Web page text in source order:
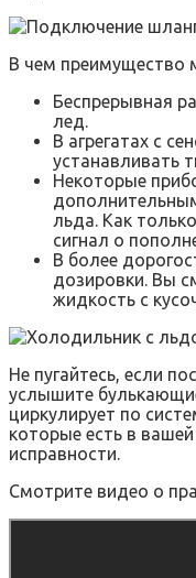
В чем преимущество
Беспрерывная
лед.
В агрегатах с
устанавливать
Некоторые
льда. Как
сигнал о
В более
дозировки. Вы
жидкость с
Не пугайтесь, если
услышите
циркулирует по
которые есть в
исправности.
Смотрите видео о